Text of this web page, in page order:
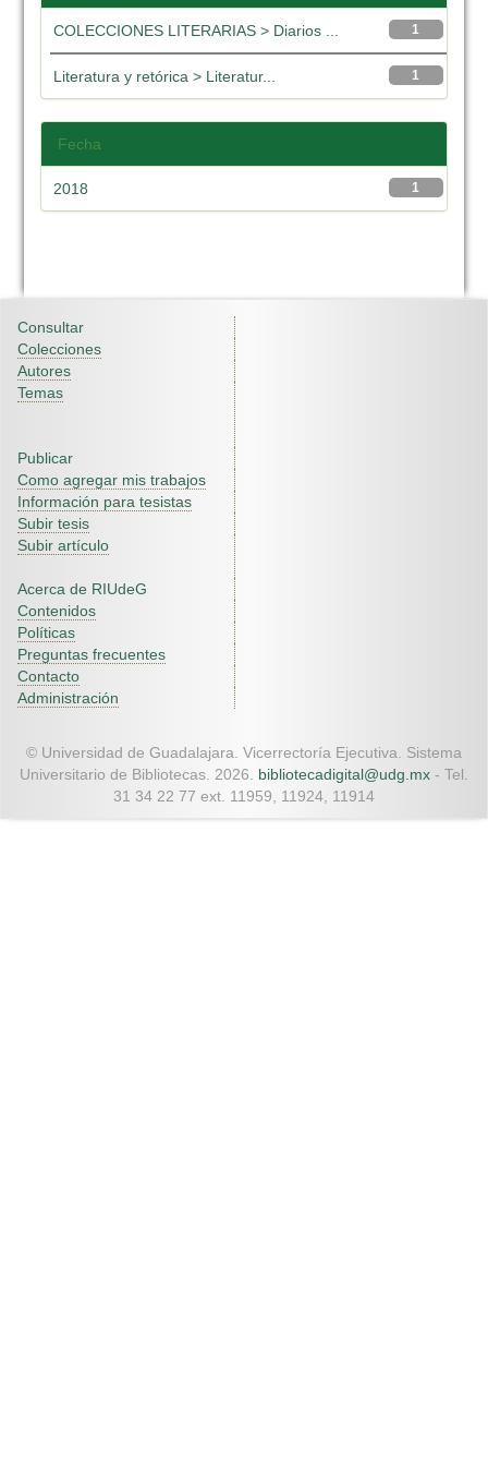
1
COLECCIONES LITERARIAS > Diarios ...
1
Literatura y retórica > Literatur...
Fecha
1
2018
Consultar
Colecciones
Autores
Temas
Publicar
Como agregar mis trabajos
Información para tesistas
Subir tesis
Subir artículo
Acerca de RIUdeG
Contenidos
Políticas
Preguntas frecuentes
Contacto
Administración
© Universidad de Guadalajara. Vicerrectoría Ejecutiva. Sistema
Universitario de Bibliotecas. 2026. bibliotecadigital@udg.mx - Tel.
31 34 22 77 ext. 11959, 11924, 11914